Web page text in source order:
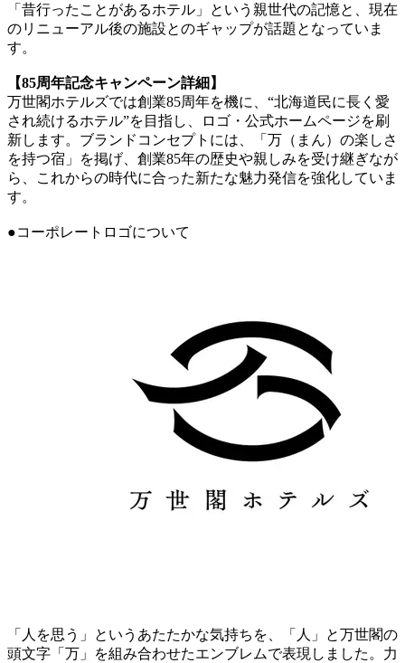
「昔行ったことがあるホテル」という親世代の記憶と、現在
のリニューアル後の施設とのギャップが話題となっていま
す。
【85周年記念キャンペーン詳細】
万世閣ホテルズでは創業85周年を機に、“北海道民に長く愛
され続けるホテル”を目指し、ロゴ・公式ホームページを刷
新します。ブランドコンセプトには、「万（まん）の楽しさ
を持つ宿」を掲げ、創業85年の歴史や親しみを受け継ぎなが
ら、これからの時代に合った新たな魅力発信を強化していま
す。
●コーポレートロゴについて
「人を思う」というあたたかな気持ちを、「人」と万世閣の
頭文字「万」を組み合わせたエンブレムで表現しました。力